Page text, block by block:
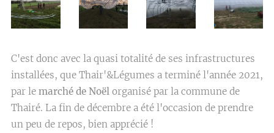
C'est donc avec la quasi totalité de ses infrastructures
installées, que Thair'&Légumes a terminé l'année 2021,
par le marché de Noël organisé par la commune de
Thairé. La fin de décembre a été l'occasion de prendre
un peu de repos, bien apprécié !